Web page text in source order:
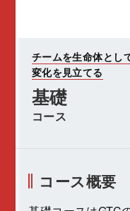
チームを生命体とし
変化を見立てる
基礎
コース
コース概要